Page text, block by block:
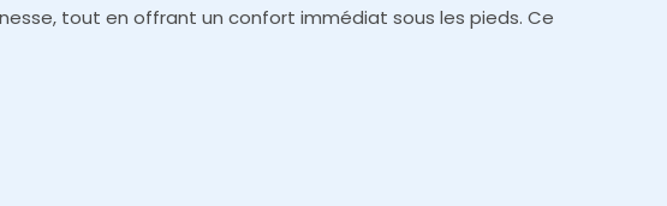
tout en offrant un confort immédiat sous les pieds. Ce